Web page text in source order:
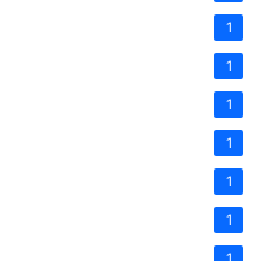
1
1
1
1
1
1